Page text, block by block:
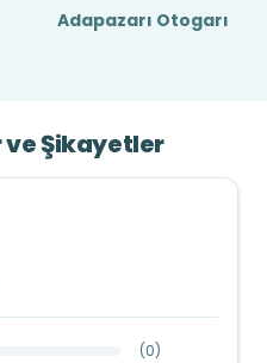
Adapazarı Otogarı
Şikayetler
(0)